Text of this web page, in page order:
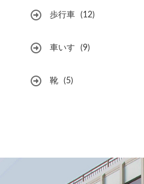
歩行車 (12)
車いす (9)
靴 (5)